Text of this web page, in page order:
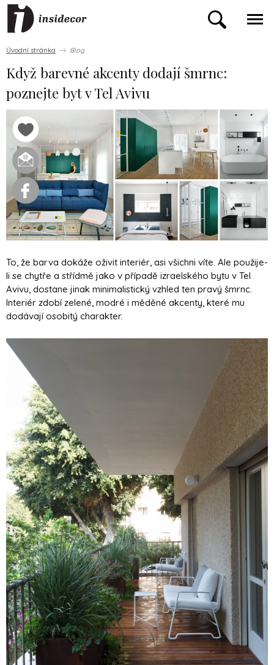
Úvodní stránka Blog
Když barevné akcenty dodají šmrnc:
poznejte byt v Tel Avivu
To, že barva dokáže oživit interiér, asi všichni víte. Ale použije-
li se chytře a střídmě jako v případě izraelského bytu v Tel
Avivu, dostane jinak minimalistický vzhled ten pravý šmrnc.
Interiér zdobí zelené, modré i měděné akcenty, které mu
dodávají osobitý charakter.